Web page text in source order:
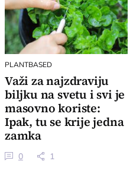
PLANTBASED
Važi za najzdraviju
biljku na svetu i svi je
masovno koriste:
Ipak, tu se krije jedna
zamka
0 1